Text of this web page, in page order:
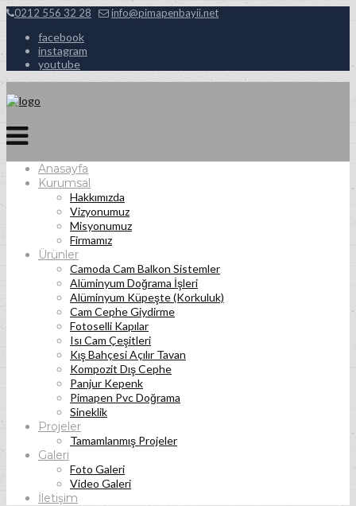
0212 556 32 28 info@pimapenbayii.net
facebook
instagram
youtube
Anasayfa
Kurumsal
Hakkımızda
Vizyonumuz
Misyonumuz
Firmamız
Ürünler
Camoda Cam Balkon Sistemler
Alüminyum Doğrama İşleri
Alüminyum Küpeşte (Korkuluk)
Cam Cephe Giydirme
Fotoselli Kapılar
Isı Cam Çeşitleri
Kış Bahçesi Açılır Tavan
Kompozit Dış Cephe
Panjur Kepenk
Pimapen Pvc Doğrama
Sineklik
Projeler
Tamamlanmış Projeler
Galeri
Foto Galeri
Video Galeri
İletişim